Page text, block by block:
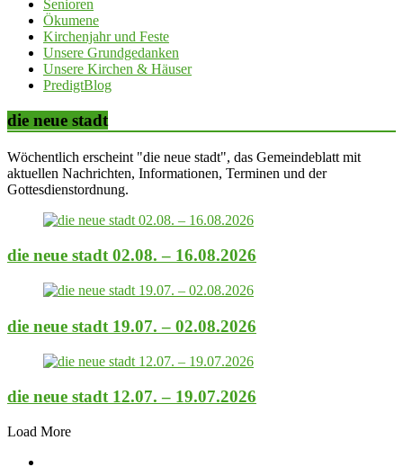
Senioren
Ökumene
Kirchenjahr und Feste
Unsere Grundgedanken
Unsere Kirchen & Häuser
PredigtBlog
die neue stadt
Wöchentlich erscheint "die neue stadt", das Gemeindeblatt mit
aktuellen Nachrichten, Informationen, Terminen und der
Gottesdienstordnung.
die neue stadt 02.08. – 16.08.2026
die neue stadt 19.07. – 02.08.2026
die neue stadt 12.07. – 19.07.2026
Load More